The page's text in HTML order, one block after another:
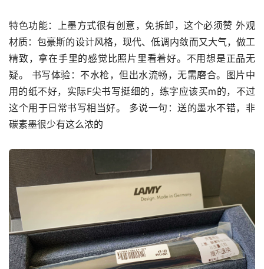
特色功能：上墨方式很有创意，免拆卸，这个必须赞 外观
材质：包豪斯的设计风格，现代、低调内敛而又大气，做工
精致，拿在手里的感觉比照片里看着好。不用想是正品无
疑。 书写体验：不水枪，但出水流畅，无需磨合。图片中
用的纸不好，实际F尖书写挺细的，练字应该买m的，不过
这个用于日常书写相当好。 多说一句：送的墨水不错，非
碳素墨很少有这么浓的